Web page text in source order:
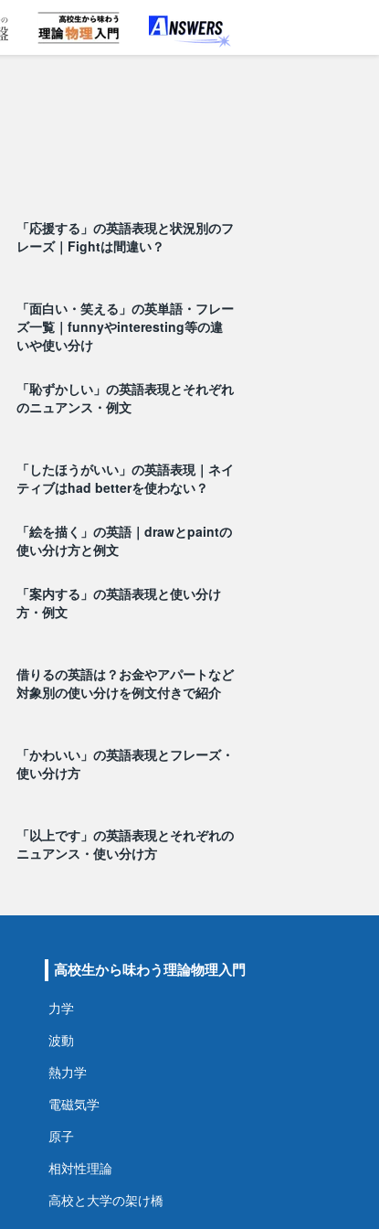
「応援する」の英語表現と状況別のフ
レーズ｜Fightは間違い？
「面白い・笑える」の英単語・フレー
ズ一覧｜funnyやinteresting等の違
いや使い分け
「恥ずかしい」の英語表現とそれぞれ
のニュアンス・例文
「したほうがいい」の英語表現｜ネイ
ティブはhad betterを使わない？
「絵を描く」の英語｜drawとpaintの
使い分け方と例文
「案内する」の英語表現と使い分け
方・例文
借りるの英語は？お金やアパートなど
対象別の使い分けを例文付きで紹介
「かわいい」の英語表現とフレーズ・
使い分け方
「以上です」の英語表現とそれぞれの
ニュアンス・使い分け方
高校生から味わう理論物理入門
力学
波動
熱力学
電磁気学
原子
相対性理論
高校と大学の架け橋